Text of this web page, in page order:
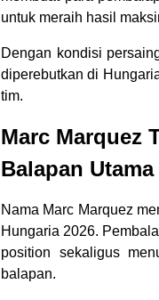
untuk meraih hasil
Dengan kondisi
diperebutkan di
tim.
Marc Marquez
Balapan Utama
Nama Marc Marquez
Hungaria 2026.
position sekaligus
balapan.